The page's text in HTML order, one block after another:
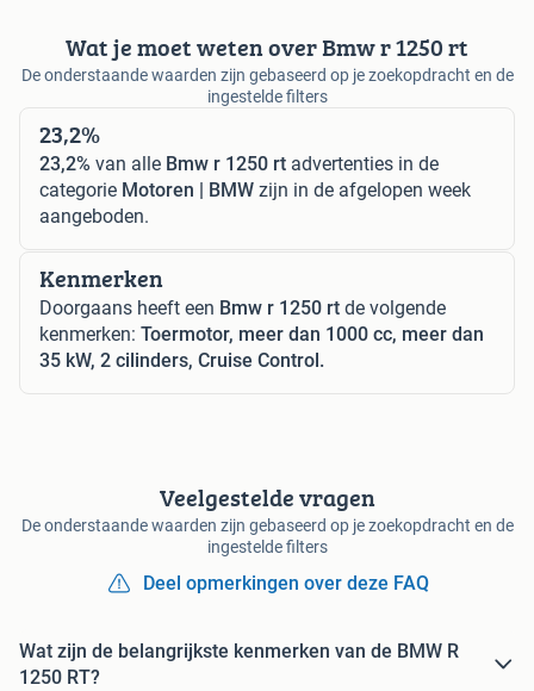
Wat je moet weten over Bmw r 1250 rt
De onderstaande waarden zijn gebaseerd op je zoekopdracht en de
ingestelde filters
23,2%
23,2% van alle Bmw r 1250 rt advertenties in de
categorie Motoren | BMW zijn in de afgelopen week
aangeboden.
Kenmerken
Doorgaans heeft een Bmw r 1250 rt de volgende
kenmerken: Toermotor, meer dan 1000 cc, meer dan
35 kW, 2 cilinders, Cruise Control.
Veelgestelde vragen
De onderstaande waarden zijn gebaseerd op je zoekopdracht en de
ingestelde filters
Deel opmerkingen over deze FAQ
Wat zijn de belangrijkste kenmerken van de BMW R
1250 RT?